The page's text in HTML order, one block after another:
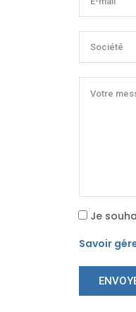
Je
Savoir